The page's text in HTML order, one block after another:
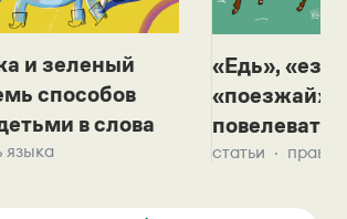
и зеленый
способов
в слова
языка
«Едь»,
«поезжай»?
повелевать
статьи